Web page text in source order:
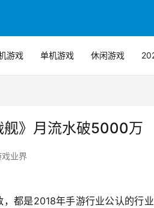
游戏 单机游戏 休闲游戏
舰》月流水破5000万
戏业界
都是2018年手游行业公认的行